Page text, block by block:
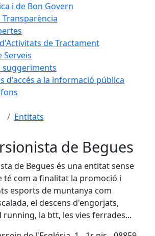
i de Bon Govern
de Tractament
Serveis
suggeriments
d'accés a la informació pública
Entitats
de Begues
de Begues és una entitat sense
té com a finalitat la promoció i
esports de muntanya com
el descens d'engorjats,
running, la btt, les vies ferrades...